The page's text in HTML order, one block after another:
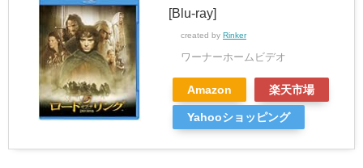
[Blu-ray]
created by Rinker
ワーナーホームビデオ
Amazon 楽天市場
Yahooショッピング